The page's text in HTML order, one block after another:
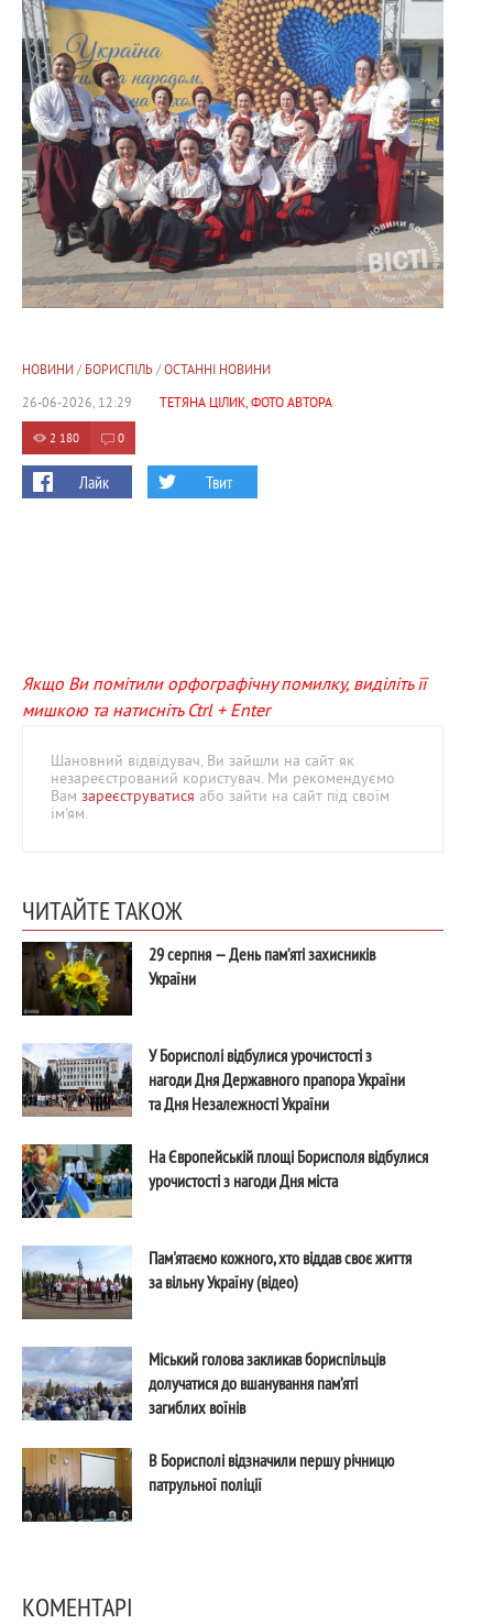
НОВИНИ/ БОРИСПІЛЬ/ОСТАННІ НОВИНИ
26-06-2026, 12:29
ТЕТЯНА ЦІЛИК, ФОТО АВТОРА
2 180 0
Лайк Твит
Якщо Ви помітили орфографічну помилку, виділіть її
мишкою та натисніть Ctrl + Enter
Шановний відвідувач, Ви зайшли на сайт як
незареєстрований користувач. Ми рекомендуємо
Вам зареєструватися або зайти на сайт під своїм
ім'ям.
ЧИТАЙТЕ ТАКОЖ
29 серпня — День пам’яті захисників
України
У Борисполі відбулися урочистості з
нагоди Дня Державного прапора України
та Дня Незалежності України
На Європейській площі Борисполя відбулися
урочистості з нагоди Дня міста
Пам'ятаємо кожного, хто віддав своє життя
за вільну Україну (відео)
Міський голова закликав бориспільців
долучатися до вшанування пам’яті
загиблих воїнів
В Борисполі відзначили першу річницю
патрульної поліції
КОМЕНТАРІ